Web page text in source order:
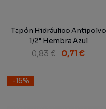
Tapón Hidráulico Antipolvo
1/2" Hembra Azul
0,83 € 0,71 €
-15%